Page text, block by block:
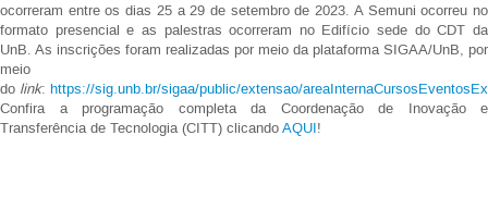
ocorreram entre os dias 25 a 29 de setembro de 2023. A Semuni ocorreu no
formato presencial e as palestras ocorreram no Edifício sede do CDT da
UnB. As inscrições foram realizadas por meio da plataforma SIGAA/UnB, por
meio
do link: https://sig.unb.br/sigaa/public/extensao/
Confira a programação completa da Coordenação de Inovação e
Transferência de Tecnologia (CITT) clicandoAQUI!